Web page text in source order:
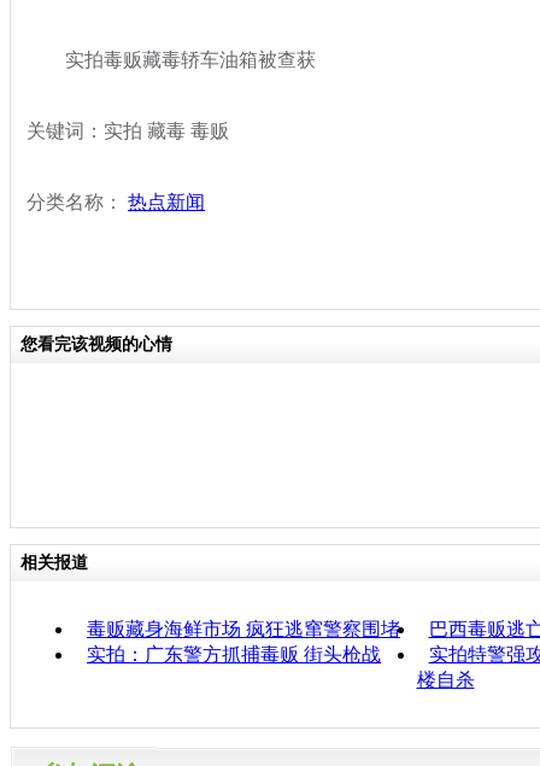
实拍毒贩藏毒轿车油箱被查获
关键词：实拍 藏毒 毒贩
分类名称： 热点新闻
您看完该视频的心情
相关报道
毒贩藏身海鲜市场 疯狂逃窜警察围堵
巴西毒贩逃
实拍：广东警方抓捕毒贩 街头枪战
实拍特警强
楼自杀